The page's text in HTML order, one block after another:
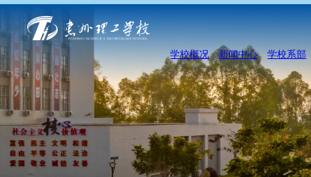
学校概况 新闻中心 学校系部